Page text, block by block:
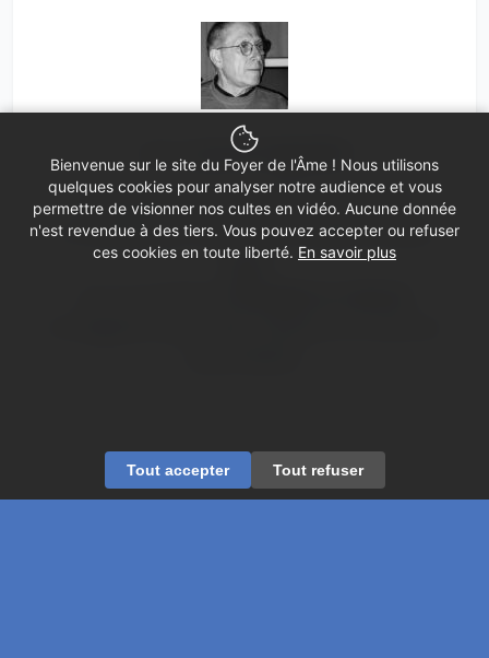
avec
Laurent Gagnebin
Un groupe de paroissiens se penche
un samedi par mois dans la salle du 2ème
étage
Bienvenue sur le site du Foyer de l'Âme ! Nous utilisons
quelques cookies pour analyser notre audience et vous
permettre de visionner nos cultes en vidéo. Aucune donnée
n'est revendue à des tiers. Vous pouvez accepter ou refuser
ces cookies en toute liberté. En savoir plus
Tout accepter Tout refuser